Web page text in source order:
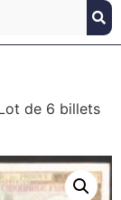
de 6 billets